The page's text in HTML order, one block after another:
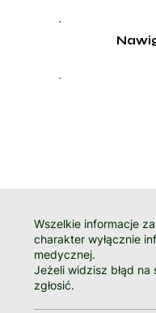
Wszelkie informacje
charakter wyłącznie
medycznej.
Jeżeli widzisz błąd na
zgłosić.